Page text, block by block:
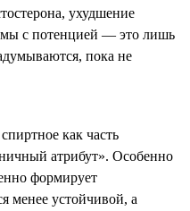
ухудшение
с потенцией — это лишь
пока не
как часть
атрибут». Особенно
формирует
менее устойчивой, а